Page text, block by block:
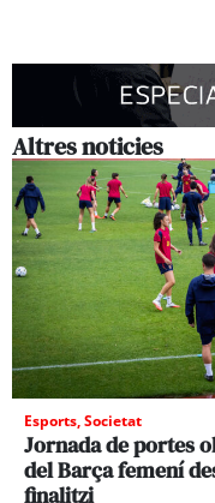
Altres noticies
Esports,Societat
Jornada de portes
del Barça femení
finalitzi